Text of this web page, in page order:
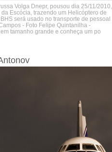
Volga Dnepr, pousou dia 25/11/2010,
Escócia, trazendo um Helicóptero de
será usado no transporte de pessoal
- Foto Felipe Quintanilha -
tamanho grande e conheça um po